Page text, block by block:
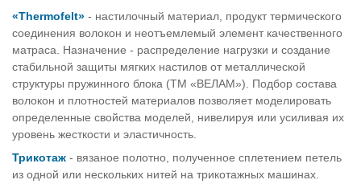
«Thermofelt» - настилочный материал, продукт термического
соединения волокон и неотъемлемый элемент качественного
матраса. Назначение - распределение нагрузки и создание
стабильной защиты мягких настилов от металлической
структуры пружинного блока (ТМ «ВЕЛАМ»). Подбор состава
волокон и плотностей материалов позволяет моделировать
определенные свойства моделей, нивелируя или усиливая их
уровень жесткости и эластичность.
Трикотаж - вязаное полотно, полученное сплетением петель
из одной или нескольких нитей на трикотажных машинах.